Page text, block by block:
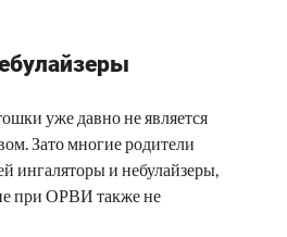
уже давно не является
Зато многие родители
ингаляторы и небулайзеры,
при ОРВИ также не